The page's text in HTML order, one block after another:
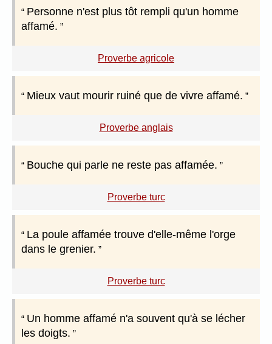
Personne n'est plus tôt rempli qu'un homme
affamé.
Proverbe agricole
Mieux vaut mourir ruiné que de vivre affamé.
Proverbe anglais
Bouche qui parle ne reste pas affamée.
Proverbe turc
La poule affamée trouve d'elle-même l'orge
dans le grenier.
Proverbe turc
Un homme affamé n'a souvent qu'à se lécher
les doigts.